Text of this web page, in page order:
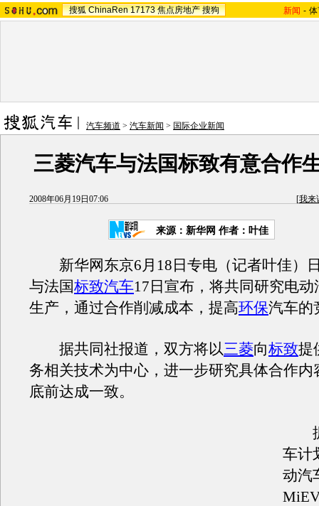
搜狐 ChinaRen 17173 焦点房地产 搜狗 新闻 -
汽车频道 > 汽车新闻 > 国际企业新闻
三菱汽车与法国标致有意合作
2008年06月19日07:06 [我来
来源：新华网 作者：叶佳
新华网东京6月18日专电（记者叶佳）
与法国标致汽车17日宣布，将共同研究电
生产，通过合作削减成本，提高环保汽车的
据共同社报道，双方将以三菱向标致提
务相关技术为中心，进一步研究具体合作内
底前达成一致。
据
车计
动